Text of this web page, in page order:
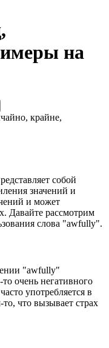
на
крайне,
собой
значений и
и может
Давайте рассмотрим
слова "awfully".
"awfully"
очень негативного
употребляется в
то, что вызывает страх